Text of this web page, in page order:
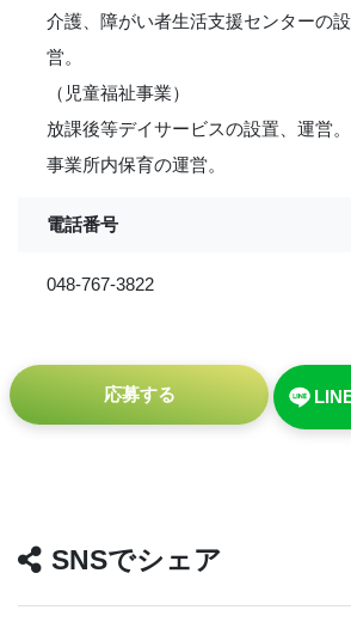
介護、障がい者生活支援センターの
営。
（児童福祉事業）
放課後等デイサービスの設置、運営
事業所内保育の運営。
電話番号
048-767-3822
応募する
SNSでシェア